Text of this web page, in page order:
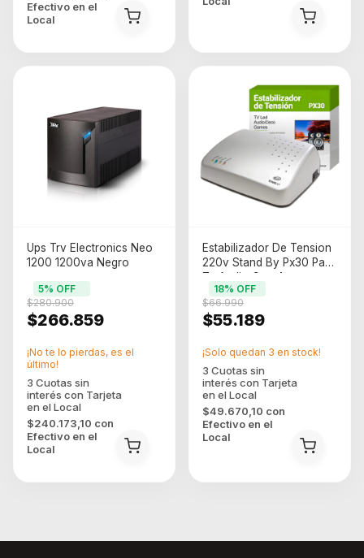
Efectivo en el
Local
Ups Trv Electronics Neo
1200 1200va Negro
$266.859
$280.900
5% OFF
$240.173,10 con
Efectivo en el
Local
¡No te lo pierdas, es el
último!
Estabilizador De Tension
220v Stand By Px30 Para
Tv Audio Con 4
Tomacorrientes Plateado
$55.189
$66.990
18% OFF
$49.670,10 con
Efectivo en el
Local
¡Solo quedan 3 en stock!